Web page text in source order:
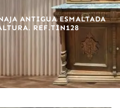
ANTIGUA ESMALTADA
REF.TIN128